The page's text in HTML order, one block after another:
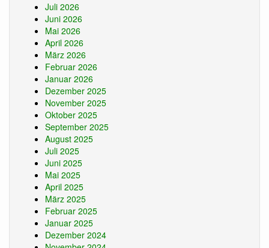
Juli 2026
Juni 2026
Mai 2026
April 2026
März 2026
Februar 2026
Januar 2026
Dezember 2025
November 2025
Oktober 2025
September 2025
August 2025
Juli 2025
Juni 2025
Mai 2025
April 2025
März 2025
Februar 2025
Januar 2025
Dezember 2024